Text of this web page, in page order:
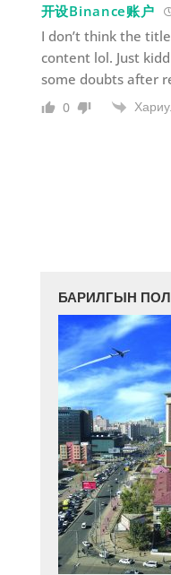
开设Binance账户
I don’t think the
content lol. Just
some doubts after
0
БАРИЛГЫН